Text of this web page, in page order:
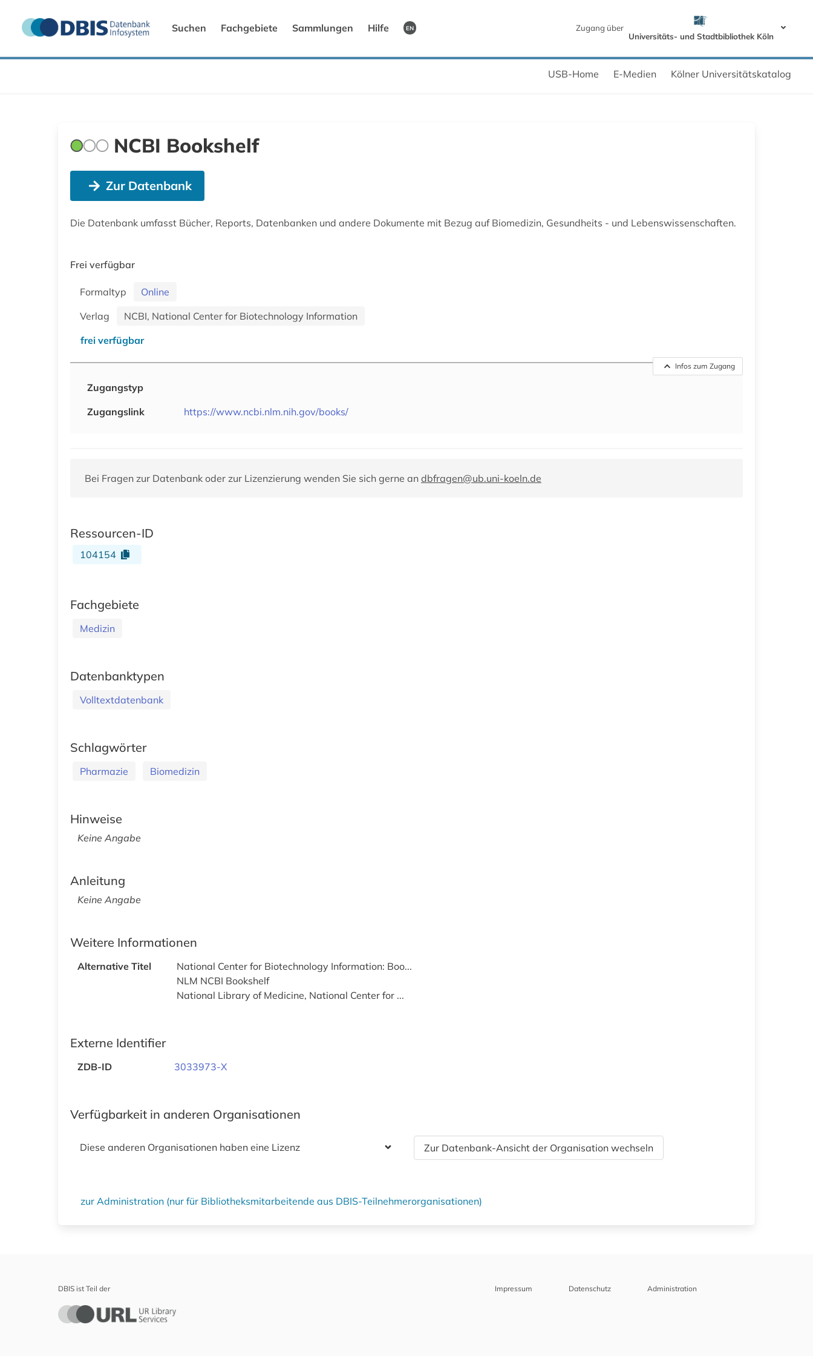
Suchen Fachgebiete Sammlungen Hilfe EN
Zugang über
Universitäts- und Stadtbibliothek Köln
USB-Home E-Medien Kölner Universitätskatalog
NCBI Bookshelf
Zur Datenbank
Die Datenbank umfasst Bücher, Reports, Datenbanken und andere Dokumente mit Bezug auf Biomedizin, Gesundheits - und Lebenswissenschaften.
Frei verfügbar
Formaltyp
Online
Verlag
NCBI, National Center for Biotechnology Information
frei verfügbar
Infos zum Zugang
Zugangstyp
Zugangslink
https://www.ncbi.nlm.nih.gov/books/
Bei Fragen zur Datenbank oder zur Lizenzierung wenden Sie sich gerne an dbfragen@ub.uni-koeln.de
Ressourcen-ID
104154
Fachgebiete
Medizin
Datenbanktypen
Volltextdatenbank
Schlagwörter
Pharmazie Biomedizin
Hinweise
Keine Angabe
Anleitung
Keine Angabe
Weitere Informationen
Alternative Titel
National Center for Biotechnology Information: Boo...
NLM NCBI Bookshelf
National Library of Medicine, National Center for ...
Externe Identifier
ZDB-ID 3033973-X
Verfügbarkeit in anderen Organisationen
Diese anderen Organisationen haben eine Lizenz Zur Datenbank-Ansicht der Organisation wechseln
zur Administration (nur für Bibliotheksmitarbeitende aus DBIS-Teilnehmerorganisationen)
DBIS ist Teil der Impressum Datenschutz Administration